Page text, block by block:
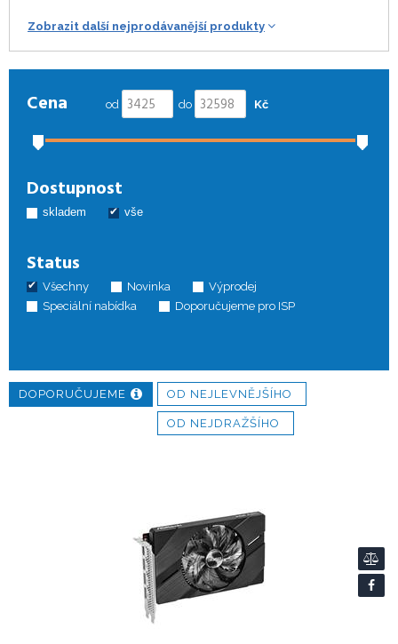
Zobrazit další nejprodávanější produkty
Cena od do Kč
Dostupnost
skladem vše
Status
Všechny Novinka
Výprodej
Speciální nabídka
Doporučujeme pro ISP
DOPORUČUJEME OD NEJLEVNĚJŠÍHO
OD NEJDRAŽŠÍHO